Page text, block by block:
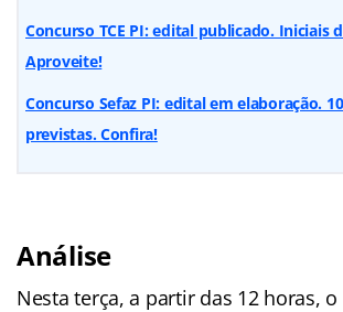
Concurso TCE PI: edital publicado. Iniciais
Aproveite!
Concurso Sefaz PI: edital em elaboração.
previstas. Confira!
Análise
Nesta terça, a partir das 12 horas,